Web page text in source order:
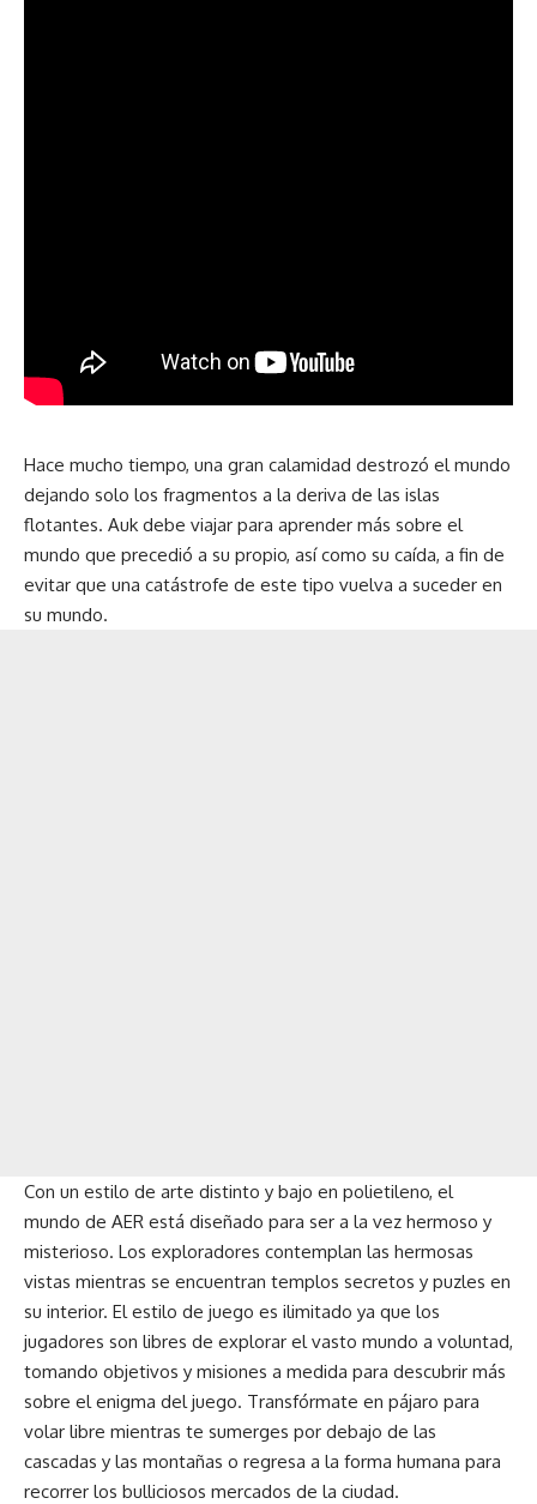
Hace mucho tiempo, una gran calamidad destrozó el mundo
dejando solo los fragmentos a la deriva de las islas
flotantes. Auk debe viajar para aprender más sobre el
mundo que precedió a su propio, así como su caída, a fin de
evitar que una catástrofe de este tipo vuelva a suceder en
su mundo.
Con un estilo de arte distinto y bajo en polietileno, el
mundo de AER está diseñado para ser a la vez hermoso y
misterioso. Los exploradores contemplan las hermosas
vistas mientras se encuentran templos secretos y puzles en
su interior. El estilo de juego es ilimitado ya que los
jugadores son libres de explorar el vasto mundo a voluntad,
tomando objetivos y misiones a medida para descubrir más
sobre el enigma del juego. Transfórmate en pájaro para
volar libre mientras te sumerges por debajo de las
cascadas y las montañas o regresa a la forma humana para
recorrer los bulliciosos mercados de la ciudad.